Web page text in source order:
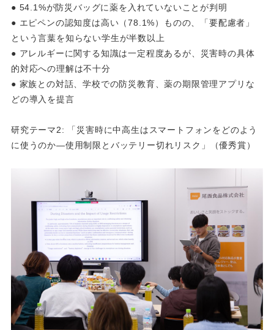
● 54.1%が防災バッグに薬を入れていないことが判明
● エピペンの認知度は高い（78.1%）ものの、「要配慮者」
という言葉を知らない学生が半数以上
● アレルギーに関する知識は一定程度あるが、災害時の具体
的対応への理解は不十分
● 家族との対話、学校での防災教育、薬の期限管理アプリな
どの導入を提言
研究テーマ2: 「災害時に中高生はスマートフォンをどのよう
に使うのか―使用制限とバッテリー切れリスク」（優秀賞）